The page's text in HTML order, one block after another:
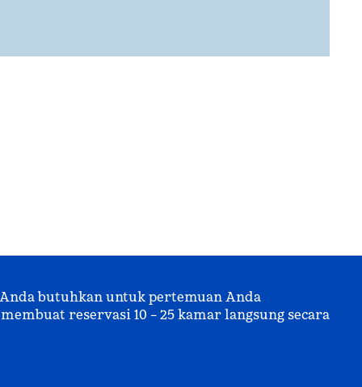
butuhkan untuk pertemuan Anda
reservasi 10 – 25 kamar langsung secara